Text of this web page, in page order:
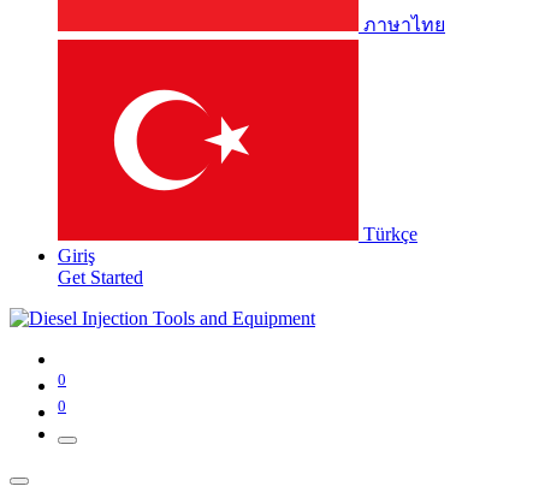
ภาษาไทย
Türkçe
Giriş
Get Started
0
0